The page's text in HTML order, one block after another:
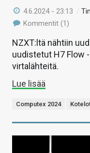
4.6.2024 - 23:13 /
Kommentit (1)
NZXT:ltä nähtiin
uudistetut H7 Flow
virtalähteitä.
Lue lisää
Computex 2024